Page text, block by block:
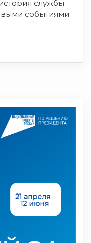
службы
событиями